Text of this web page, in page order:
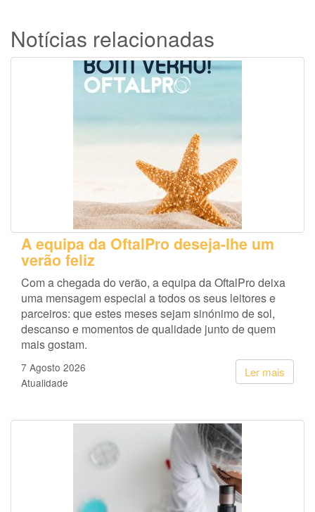
Notícias relacionadas
A equipa da OftalPro deseja-lhe um
verão feliz
Com a chegada do verão, a equipa da OftalPro deixa
uma mensagem especial a todos os seus leitores e
parceiros: que estes meses sejam sinónimo de sol,
descanso e momentos de qualidade junto de quem
mais gostam.
Ler mais
7 Agosto 2026
Atualidade